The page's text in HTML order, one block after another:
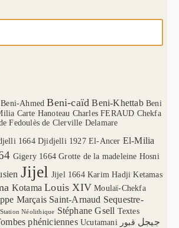
Beni-Ahmed Beni-caïd Beni-Khettab Beni
Carte Hanoteau Charles FERAUD Chekfa
Fedoulès de Clerville Delamare
1664 Djidjelli 1927 El-Ancer El-Milia
Gigery 1664 Grotte de la madeleine Hosni
Jijel Jijel 1664 Karim Hadji Ketamas
Kotama Louis XIV Moulaï-Chekfa
Marçais Saint-Arnaud Sequestre-
Station Néolithique Stéphane Gsell Textes
phéniciennes Ucutamani جيجل قبور